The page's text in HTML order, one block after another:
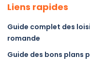
Liens rapides
Guide complet des
romande
Guide des bons plans